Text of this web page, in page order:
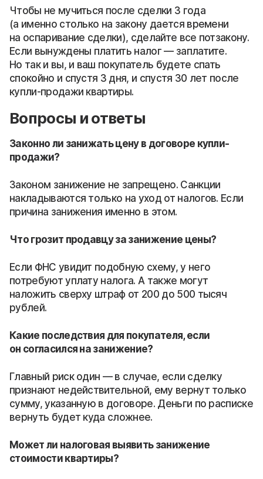
Чтобы не мучиться после сделки 3 года
(а именно столько на закону дается времени
на оспаривание сделки), сделайте все потзакону.
Если вынуждены платить налог — заплатите.
Но так и вы, и ваш покупатель будете спать
спокойно и спустя 3 дня, и спустя 30 лет после
купли-продажи квартиры.
Вопросы и ответы
Законно ли занижать цену в договоре купли-
продажи?
Законом занижение не запрещено. Санкции
накладываются только на уход от налогов. Если
причина занижения именно в этом.
Что грозит продавцу за занижение цены?
Если ФНС увидит подобную схему, у него
потребуют уплату налога. А также могут
наложить сверху штраф от 200 до 500 тысяч
рублей.
Какие последствия для покупателя, если
он согласился на занижение?
Главный риск один — в случае, если сделку
признают недействительной, ему вернут только
сумму, указанную в договоре. Деньги по расписке
вернуть будет куда сложнее.
Может ли налоговая выявить занижение
стоимости квартиры?